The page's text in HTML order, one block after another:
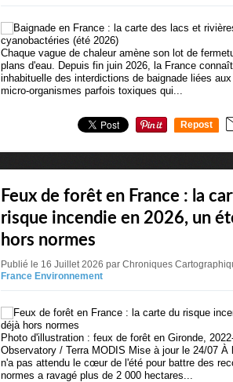
Chaque vague de chaleur amène son lot de
plans d'eau. Depuis fin juin 2026, la France
inhabituelle des interdictions de baignade liées
micro-organismes parfois toxiques qui...
Repost
Feux de forêt en France : la
risque incendie en 2026, un
hors normes
Publié le 16 Juillet 2026 par Chroniques
France Environnement
Photo d'illustration : feux de forêt en Gironde,
Observatory / Terra MODIS Mise à jour le 24/07 À
n'a pas attendu le cœur de l'été pour battre des
normes a ravagé plus de 2 000 hectares...